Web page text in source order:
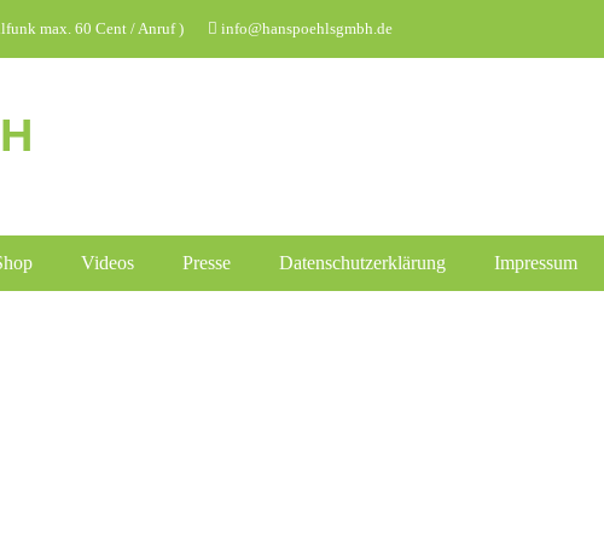
max. 60 Cent / Anruf ) info@hanspoehlsgmbh.de
Videos Presse Datenschutzerklärung Impressum